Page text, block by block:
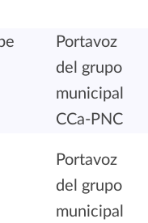
Portavoz
del grupo
municipal
CCa-PNC
Portavoz
del grupo
municipal